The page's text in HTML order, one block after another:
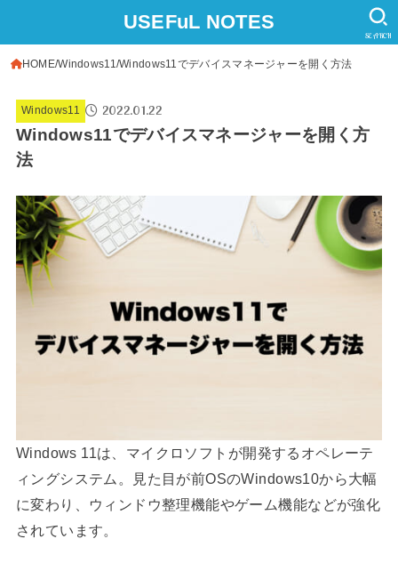
USEFuL NOTES
SEARCH
HOME Windows11 Windows11でデバイスマネージャーを開く方法
Windows11 2022.01.22
Windows11でデバイスマネージャーを開く方
法
Windows 11は、マイクロソフトが開発するオペレーテ
ィングシステム。見た目が前OSのWindows10から大幅
に変わり、ウィンドウ整理機能やゲーム機能などが強化
されています。